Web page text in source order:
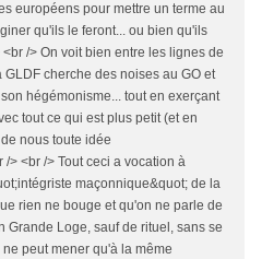
européens pour mettre un terme au
qu'ils le feront... ou bien qu'ils
/> On voit bien entre les lignes de
GLDF cherche des noises au GO et
hégémonisme... tout en exerçant
tout ce qui est plus petit (et en
nous toute idée
> <br /> Tout ceci a vocation à
maçonnique&quot; de la
rien ne bouge et qu'on ne parle de
Grande Loge, sauf de rituel, sans se
peut mener qu'à la même